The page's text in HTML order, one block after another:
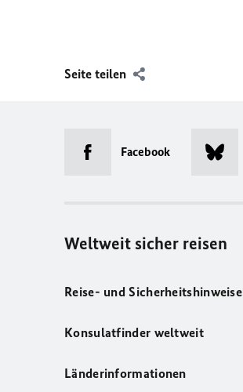
Seite teilen
Facebook
Weltweit sicher reisen
Reise- und Sicherheitshinweise
Konsulatfinder weltweit
Länderinformationen